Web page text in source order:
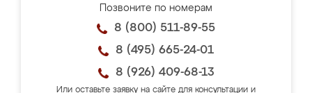
Позвоните по номерам
8 (800) 511-89-55
8 (495) 665-24-01
8 (926) 409-68-13
Или оставьте заявку на сайте для консультации и